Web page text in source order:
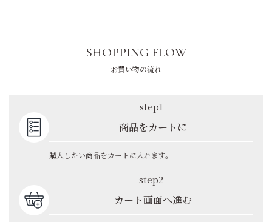
SHOPPING FLOW
お買い物の流れ
step1
商品をカートに
購入したい商品をカートに入れます。
step2
カート画面へ進む